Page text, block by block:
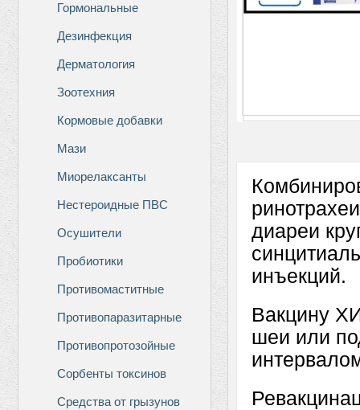
Гормональные
Дезинфекция
Дерматология
Зоотехния
Кормовые добавки
Мази
Миорелаксанты
Нестероидные ПВС
Осушители
Пробиотики
Противомаститные
Противопаразитарные
Противопротозойные
Сорбенты токсинов
Средства от грызунов
диареи
инъекций.
Вакцину
шеи или